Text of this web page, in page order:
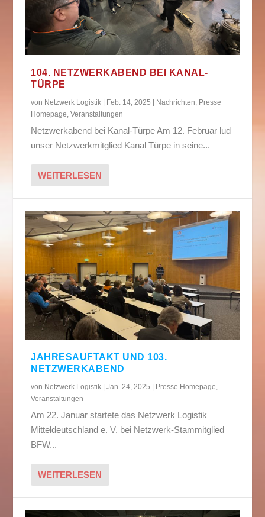
104. NETZWERKABEND BEI KANAL-
TÜRPE
von Netzwerk Logistik Feb. 14, 2025 Nachrichten, Presse
Homepage,Veranstaltungen
Netzwerkabend bei Kanal-Türpe Am 12. Februar lud
unser Netzwerkmitglied Kanal Türpe in seine...
WEITERLESEN
JAHRESAUFTAKT UND 103.
NETZWERKABEND
von Netzwerk Logistik |Jan. 24, 2025 Presse Homepage,
Veranstaltungen
Am 22. Januar startete das Netzwerk Logistik
Mitteldeutschland e. V. bei Netzwerk-Stammitglied
BFW...
WEITERLESEN